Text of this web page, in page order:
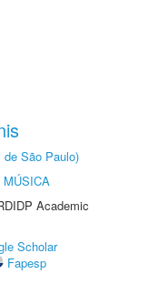
São Paulo)
MÚSICA
Academic
Scholar
Fapesp